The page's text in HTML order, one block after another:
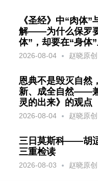
《圣经》中“肉体”
解——为什么保罗
体”，却要在“身体
2026-08-04 赵晓原创
恩典不是毁灭自然
新、成全自然——
灵的出来》的观点
2026-08-04 赵晓原创
三日莫斯科——胡
三重检读
2026-08-03 赵晓原创